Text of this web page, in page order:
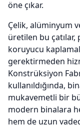
öne çıkar.
Çelik, alüminyum
üretilen bu çatılar,
koruyucu
gerektirmeden
Konstrüksiyon
kullanıldığında,
mukavemetli bir
modern binalara
hem de uzun